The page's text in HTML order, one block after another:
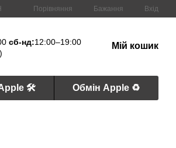
Порівняння Бажання Вхід
сб-нд:12:00–19:00
Мій кошик
🛠 Обмін Apple ♻️